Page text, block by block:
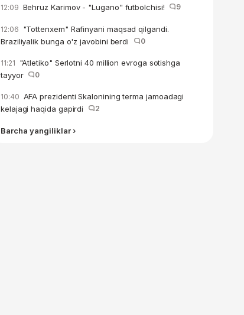
12:09 Behruz Karimov - "Lugano" futbolchisi! 9
12:06 "Tottenxem" Rafinyani maqsad qilgandi.
Braziliyalik bunga o'z javobini berdi
0
11:21 "Atletiko" Serlotni 40 million evroga sotishga
tayyor
0
10:40 AFA prezidenti Skalonining terma jamoadagi
kelajagi haqida gapirdi
2
Barcha yangiliklar ›